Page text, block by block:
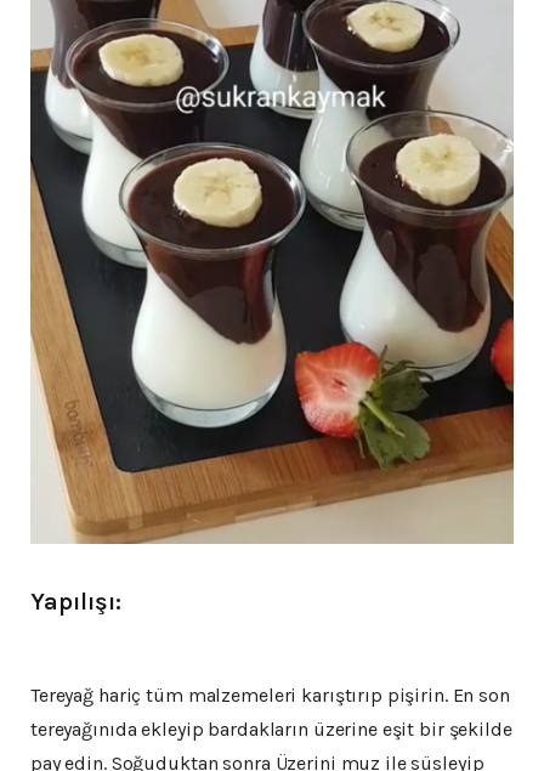
Yapılışı:
Tereyağ hariç tüm malzemeleri karıştırıp pişirin. En son
tereyağınıda ekleyip bardakların üzerine eşit bir şekilde
pay edin. Soğuduktan sonra Üzerini muz ile süsleyip